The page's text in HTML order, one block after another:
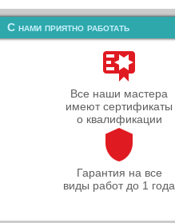
С нами приятно работать
Все наши мастера
имеют сертификаты
о квалификации
Гарантия на все
виды работ до 1 года